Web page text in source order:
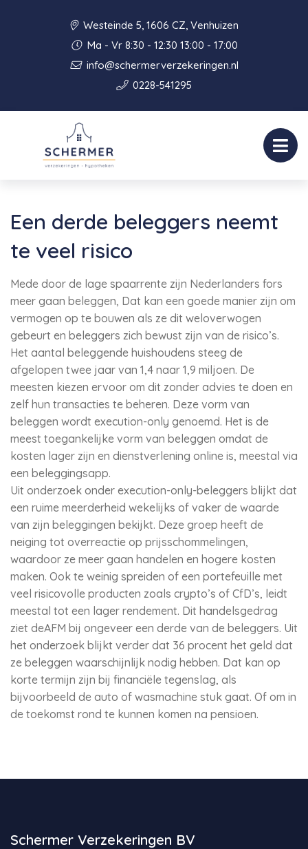
Westeinde 5, 1606 CZ, Venhuizen
Ma - Vr 8:30 - 12:30 13:00 - 17:00
info@schermerverzekeringen.nl
0228-541295
Een derde beleggers neemt
te veel risico
Mede door de lage spaarrente zijn Nederlanders fors
meer gaan beleggen, Dat kan een goede manier zijn om
vermogen op te bouwen als ze dit weloverwogen
gebeurt en beleggers zich bewust zijn van de risico’s.
Het aantal beleggende huishoudens steeg de
afgelopen twee jaar van 1,4 naar 1,9 miljoen. De
meesten kiezen ervoor om dit zonder advies te doen en
zelf hun transacties te beheren. Deze vorm van
beleggen wordt execution-only genoemd. Het is de
meest toegankelijke vorm van beleggen omdat de
kosten lager zijn en dienstverlening online is, meestal via
een beleggingsapp.
Uit onderzoek onder execution-only-beleggers blijkt dat
een ruime meerderheid wekelijks of vaker de waarde
van zijn beleggingen bekijkt. Deze groep heeft de
neiging tot overreactie op prijsschommelingen,
waardoor ze meer gaan handelen en hogere kosten
maken. Ook te weinig spreiden of een portefeuille met
veel risicovolle producten zoals crypto’s of CfD’s, leidt
meestal tot een lager rendement. Dit handelsgedrag
ziet deAFM bij ongeveer een derde van de beleggers. Uit
het onderzoek blijkt verder dat 36 procent het geld dat
ze beleggen waarschijnlijk nodig hebben. Dat kan op
korte termijn zijn bij financiële tegenslag, als
bijvoorbeeld de auto of wasmachine stuk gaat. Of om in
de toekomst rond te kunnen komen na pensioen.
Schermer Verzekeringen BV